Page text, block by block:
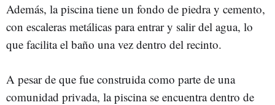
Además, la piscina tiene un fondo de piedra y cemento,
con escaleras metálicas para entrar y salir del agua, lo
que facilita el baño una vez dentro del recinto.
A pesar de que fue construida como parte de una
comunidad privada, la piscina se encuentra dentro de